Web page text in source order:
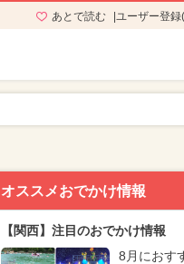
あとで読む ユーザー登録
オススメおでかけ情報
【関西】注目のおでかけ情報
8月におす